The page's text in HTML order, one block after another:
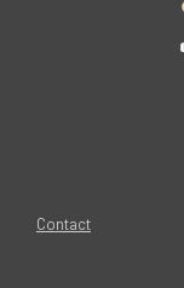
Contact